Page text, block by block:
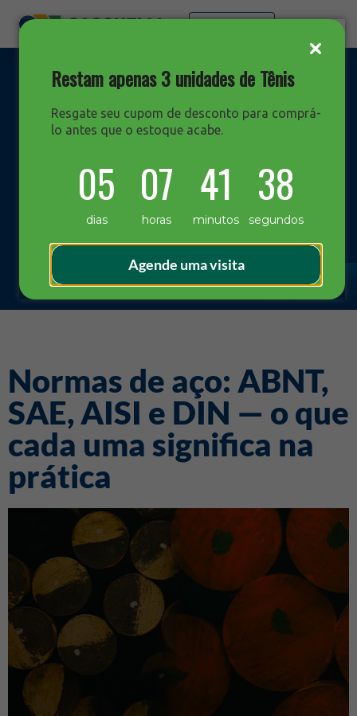
Restam apenas 3 unidades de Tênis
Resgate seu cupom de desconto para comprá-
lo antes que o estoque acabe.
05
dias
07
horas
41
minutos
37
segundos
Agende uma visita
Blog Sacchelli
Normas de aço: ABNT,
SAE, AISI e DIN — o que
cada uma significa na
prática